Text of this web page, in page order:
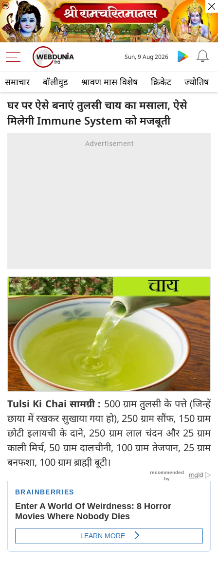
समाचार बॉलीवुड श्रावण मास विशेष क्रिकेट ज्योतिष
Sun, 9 Aug 2026
घर पर ऐसे बनाएं तुलसी चाय का मसाला, ऐसे
मिलेगी Immune System को मजबूती
Tulsi Ki Chai सामग्री : 500 ग्राम तुलसी के पत्ते (जिन्हें
छाया में रखकर सुखाया गया हो), 250 ग्राम सौंफ, 150 ग्राम
छोटी इलायची के दाने, 250 ग्राम लाल चंदन और 25 ग्राम
काली मिर्च, 50 ग्राम दालचीनी, 100 ग्राम तेजपान, 25 ग्राम
बनफशा, 100 ग्राम ब्राह्मी बूटी।